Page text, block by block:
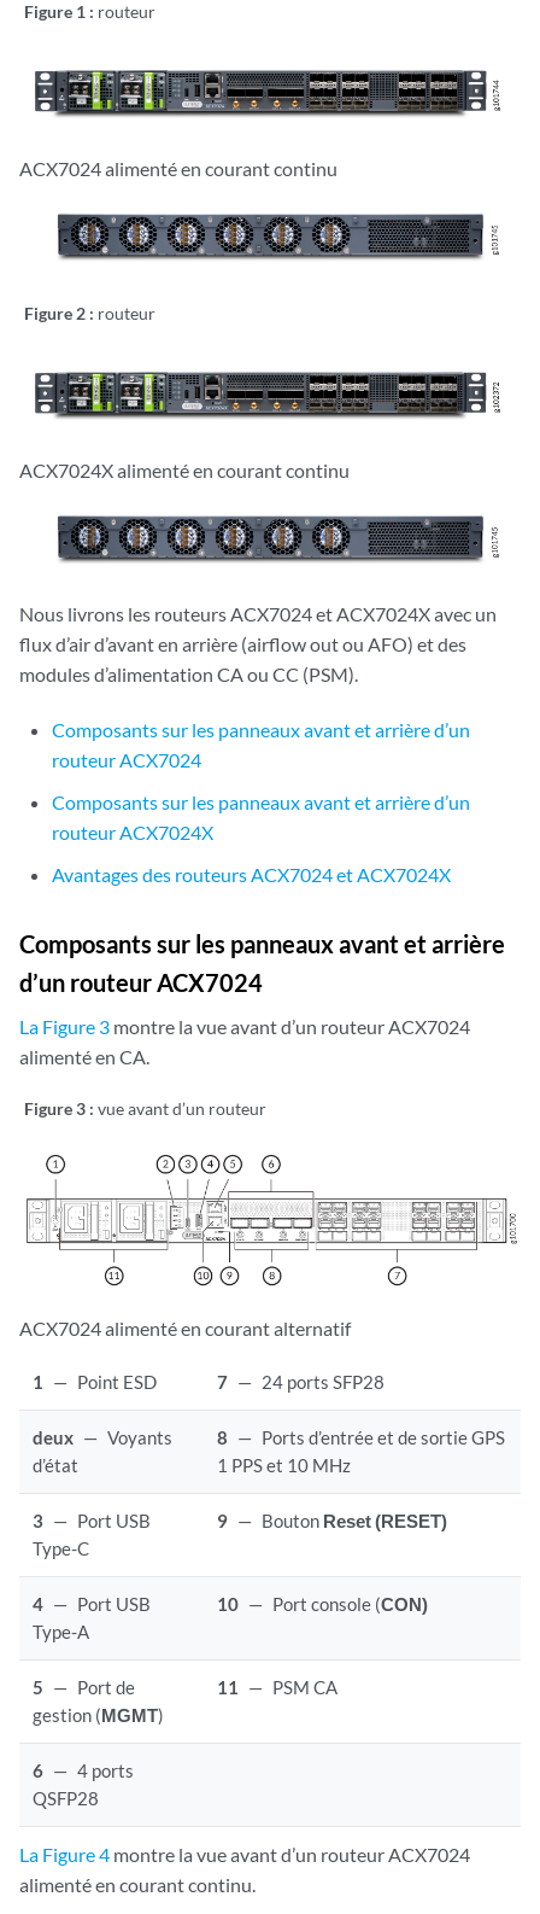
Figure 1 : routeur
ACX7024 alimenté en courant continu
Figure 2 : routeur
ACX7024X alimenté en courant continu
Nous livrons les routeurs ACX7024et ACX7024Xavec un
flux d’air d’avant en arrière (airflow out ou AFO) et des
modules d’alimentation CA ou CC (PSM).
Composants sur les panneaux avant et arrière d’un
routeur ACX7024
Composants sur les panneaux avant et arrière d’un
routeur ACX7024X
Avantages des routeurs ACX7024 et ACX7024X
Composants sur les panneaux avant et arrière
d’un routeur ACX7024
La Figure 3 montre la vue avant d’un routeur ACX7024
alimenté en CA.
Figure 3 : vue avant d’un routeur
ACX7024 alimenté en courant alternatif
1 — Point ESD 7 — 24 ports SFP28
deux — Voyants
d’état
8 — Ports d’entrée et de sortie GPS
1 PPS et 10 MHz
3 — Port USB
Type-C
9 — Bouton Reset (RESET)
4 — Port USB
Type-A
10 — Port console (CON)
5 — Port de
gestion (MGMT)
11 — PSM CA
6 — 4 ports
QSFP28
La Figure 4 montre la vue avant d’un routeur ACX7024
alimenté en courant continu.